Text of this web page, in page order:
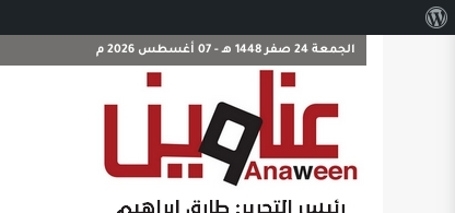
الجمعة 24 صفر 1448 هـ - 07 أغسطس 2026 م